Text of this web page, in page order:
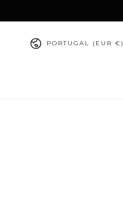
País/região
PORTUGAL (EUR €)